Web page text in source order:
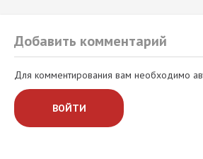
Добавить комментарий
Для комментирования вам необходимо
ВОЙТИ